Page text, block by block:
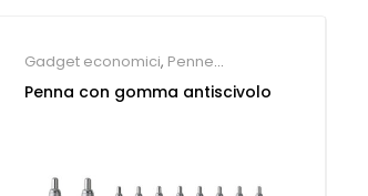
Gadget economici, Penne
Personalizzate
Penna con gomma antiscivolo